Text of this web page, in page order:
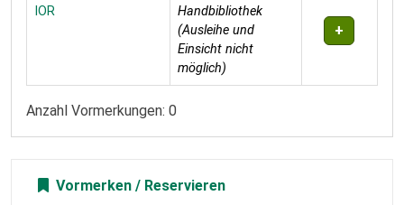
IOR
Handbibliothek
(Ausleihe und
Einsicht nicht
möglich)
Anzahl Vormerkungen: 0
Vormerken